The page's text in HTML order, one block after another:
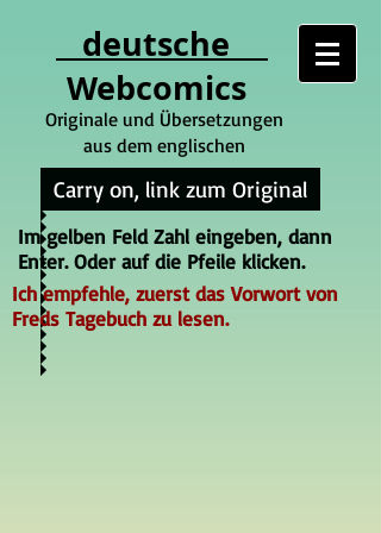
deutsche
Webcomics
Originale und Übersetzungen
aus dem englischen
Carry on, link zum Original
Im gelben Feld Zahl eingeben, dann
Enter. Oder auf die Pfeile klicken.
Ich empfehle, zuerst das Vorwort von
Freds Tagebuch zu lesen.